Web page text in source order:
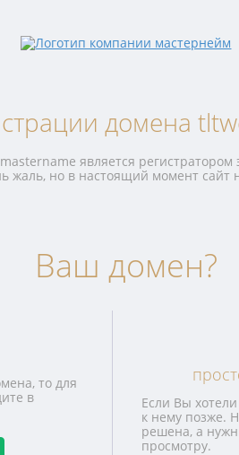
домена
является регистратором
жаль, но в настоящий момент сайт
Ваш домен?
то для
в
Если Вы
к нему позже.
решена, а
просмотру.